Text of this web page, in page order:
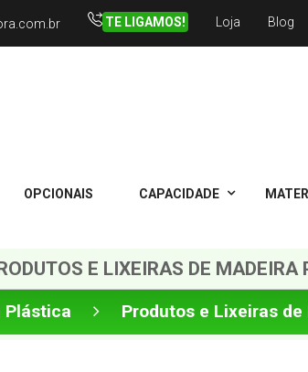
TE LIGAMOS! Loja Blog
OPCIONAIS CAPACIDADE
E LIXEIRAS DE MADEIRA
Plástica Produtos e Lixeiras